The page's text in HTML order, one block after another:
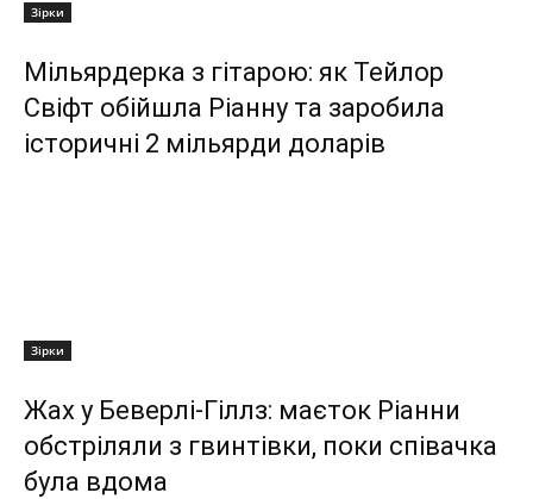
Зірки
Мільярдерка з гітарою: як Тейлор
Свіфт обійшла Ріанну та заробила
історичні 2 мільярди доларів
Зірки
Жах у Беверлі-Гіллз: маєток Ріанни
обстріляли з гвинтівки, поки співачка
була вдома